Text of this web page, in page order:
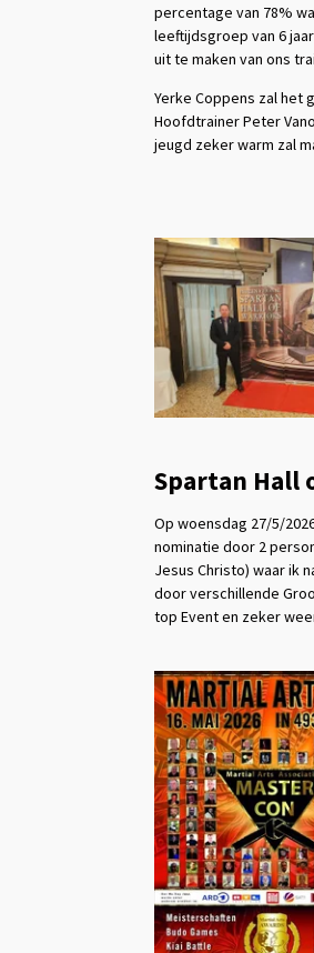
percentage van 78%
leeftijdsgroep van 6
uit te maken van ons
Yerke Coppens zal het
Hoofdtrainer Peter
jeugd zeker warm zal
Spartan Hall
Op woensdag 27/5/
nominatie door 2
Jesus Christo) waar ik
door verschillende
top Event en zeker